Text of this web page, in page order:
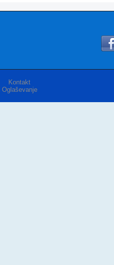
Kontakt
Oglaševanje